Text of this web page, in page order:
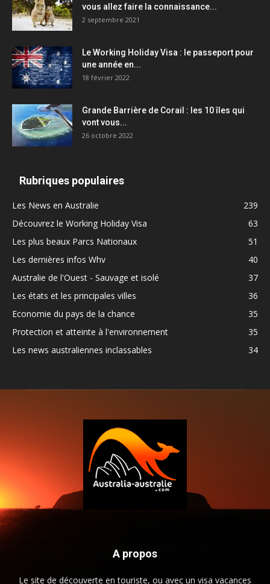
vous allez faire la connaissance...
2 septembre 2021
Le Working Holiday Visa : le passeport pour
une année en...
18 février 2022
Grande Barrière de Corail : les 10 îles qui
vont vous...
26 octobre 2022
Rubriques populaires
Les News en Australie
239
Découvrez le Working Holiday Visa
63
Les plus beaux Parcs Nationaux
51
Les dernières infos Whv
40
Australie de l'Ouest - Sauvage et isolé
37
Les états et les principales villes
36
Economie du pays de la chance
35
Protection et atteinte à l'environnement
35
Les news australiennes inclassables
34
A propos
Le site de découverte en touriste, ou avec un visa vacances